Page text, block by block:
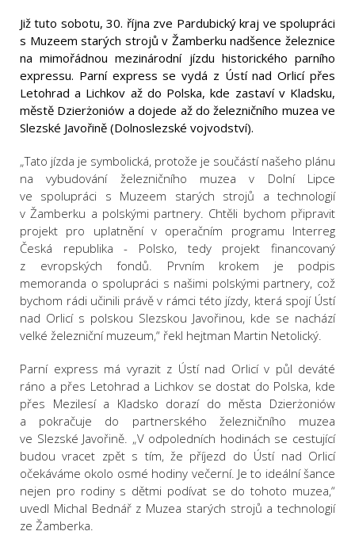
Již tuto sobotu, 30. října zve Pardubický kraj ve spolupráci
s Muzeem starých strojů v Žamberku nadšence železnice
na mimořádnou mezinárodní jízdu historického parního
expressu. Parní express se vydá z Ústí nad Orlicí přes
Letohrad a Lichkov až do Polska, kde zastaví v Kladsku,
městě Dzierżoniów a dojede až do železničního muzea ve
Slezské Javořině (Dolnoslezské vojvodství).
„Tato jízda je symbolická, protože je součástí našeho plánu
na vybudování železničního muzea v Dolní Lipce
ve spolupráci s Muzeem starých strojů a technologií
v Žamberku a polskými partnery. Chtěli bychom připravit
projekt pro uplatnění v operačním programu Interreg
Česká republika - Polsko, tedy projekt financovaný
z evropských fondů. Prvním krokem je podpis
memoranda o spolupráci s našimi polskými partnery, což
bychom rádi učinili právě v rámci této jízdy, která spojí Ústí
nad Orlicí s polskou Slezskou Javořinou, kde se nachází
velké železniční muzeum,“ řekl hejtman Martin Netolický.
Parní express má vyrazit z Ústí nad Orlicí v půl deváté
ráno a přes Letohrad a Lichkov se dostat do Polska, kde
přes Mezilesí a Kladsko dorazí do města Dzierżoniów
a pokračuje do partnerského železničního muzea
ve Slezské Javořině. „V odpoledních hodinách se cestující
budou vracet zpět s tím, že příjezd do Ústí nad Orlicí
očekáváme okolo osmé hodiny večerní. Je to ideální šance
nejen pro rodiny s dětmi podívat se do tohoto muzea,“
uvedl Michal Bednář z Muzea starých strojů a technologií
ze Žamberka.